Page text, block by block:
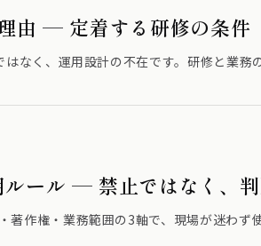
由 — 定着する研修の条件
なく、運用設計の不在です。研修と業務
ール — 禁止ではなく、
著作権・業務範囲の3軸で、現場が迷わず